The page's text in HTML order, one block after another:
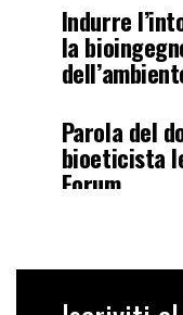
Indurre
la
Parola del
bioeticista
Forum